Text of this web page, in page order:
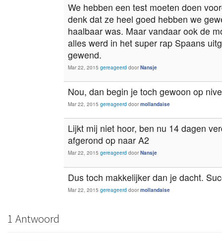
We hebben een test moeten doen
denk dat ze heel goed hebben we
haalbaar was. Maar vandaar ook de
alles werd in het super rap Spaans
gewend.
Mar 22, 2015 gereageerd doorNansje
Nou, dan begin je toch gewoon op
Mar 22, 2015 gereageerd doormollandaise
Lijkt mij niet hoor, ben nu 14 dagen
afgerond op naar A2
Mar 22, 2015 gereageerd doorNansje
Dus toch makkelijker dan je dacht.
Mar 22, 2015 gereageerd doormollandaise
1 Antwoord